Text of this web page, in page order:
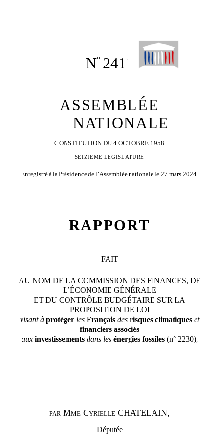
N° 2411
ASSEMBLÉE
NATIONALE
CONSTITUTION DU 4 OCTOBRE 1958
SEIZIÈME LÉGISLATURE
EnregistréàlaPrésidencedel’Assembléenationalele 27 mars 2024.
RAPPORT
FAIT
AU NOM DE LA COMMISSION DES FINANCES, DE
L’ÉCONOMIE GÉNÉRALE
ET DU CONTRÔLE BUDGÉTAIRE SUR LA
PROPOSITION DE LOI
visant à protégerles Françaisdes risques climatiqueset
financiers associés
aux investissementsdans les énergies fossiles(n° 2230),
PAR Mme Cyrielle CHATELAIN,
Députée